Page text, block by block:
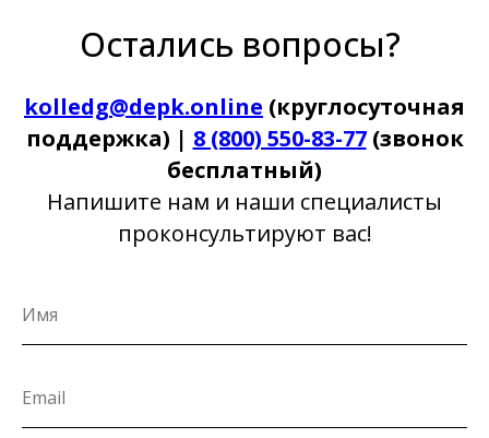
Остались вопросы?
kolledg@depk.online (круглосуточная
поддержка) | 8 (800) 550-83-77(звонок
бесплатный)
Напишите нам и наши специалисты
проконсультируют вас!